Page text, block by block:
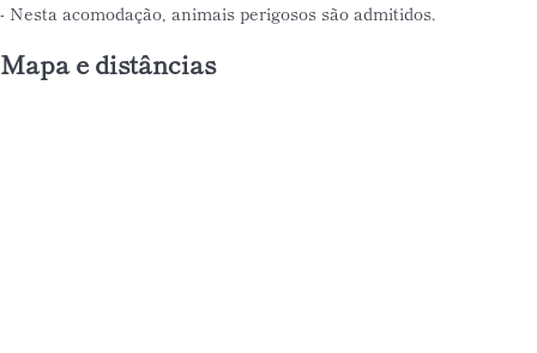
- Nesta acomodação, animais perigosos são admitidos.
Mapa e distâncias